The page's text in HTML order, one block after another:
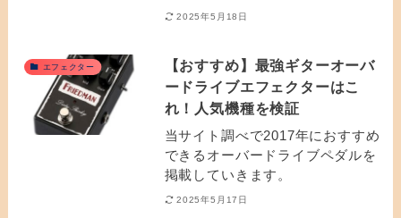
2025年5月18日
エフェクター
【おすすめ】最強ギターオーバ
ードライブエフェクターはこ
れ！人気機種を検証
当サイト調べで2017年におすすめ
できるオーバードライブペダルを
掲載していきます。
2025年5月17日